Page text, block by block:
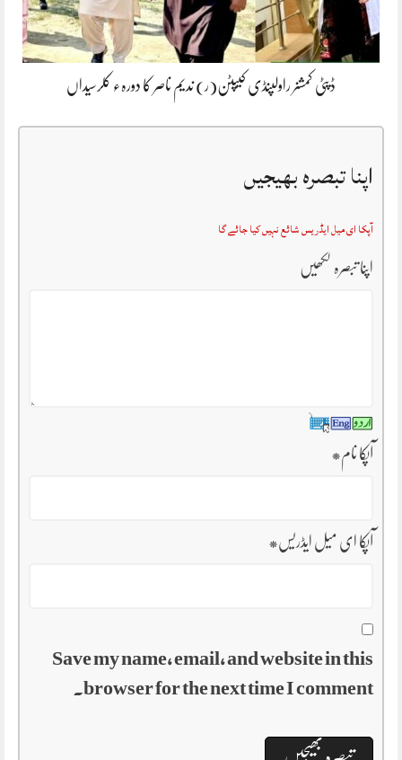
ڈپٹی کمشنر راولپنڈی کیپٹن(ر) ندیم ناصر کا دورہء کلرسیداں
اپنا تبصرہ بھیجیں
آپکا ای میل ایڈریس شائع نہیں کیا جائے گا
اپنا تبصرہ لکھیں
آپکا نام*
آپکا ای میل ایڈریس*
Save my name, email, and website in this
browser for the next time I comment.